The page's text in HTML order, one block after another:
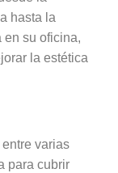
hasta la
en su oficina,
la estética
varias
para cubrir